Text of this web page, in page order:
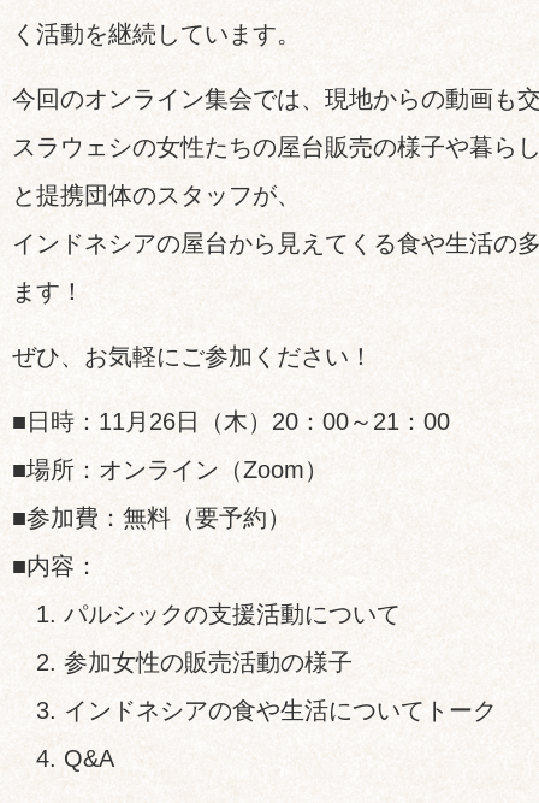
く活動を継続しています。
今回のオンライン集会では、現地からの動画も
スラウェシの女性たちの屋台販売の様子や暮ら
と提携団体のスタッフが、
インドネシアの屋台から見えてくる食や生活の
ます！
ぜひ、お気軽にご参加ください！
■日時：11月26日（木）20：00～21：00
■場所：オンライン（Zoom）
■参加費：無料（要予約）
■内容：
1. パルシックの支援活動について
2. 参加女性の販売活動の様子
3. インドネシアの食や生活についてトーク
4. Q&A